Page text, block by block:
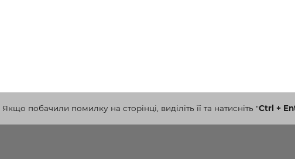
Якщо побачили помилку на сторінці, виділіть її та натисніть "Ctrl +